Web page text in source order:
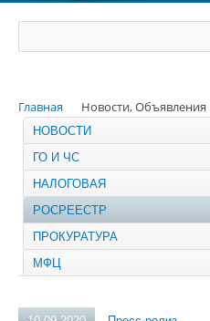
Главная Новости, Объявления
НОВОСТИ
ГО И ЧС
НАЛОГОВАЯ
РОСРЕЕСТР
ПРОКУРАТУРА
МФЦ